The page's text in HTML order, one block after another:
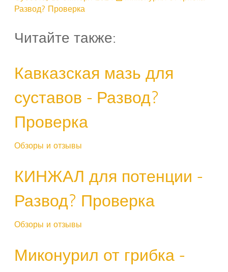
Развод? Проверка
Читайте также:
Кавказская мазь для
суставов - Развод?
Проверка
Обзоры и отзывы
КИНЖАЛ для потенции -
Развод? Проверка
Обзоры и отзывы
Миконурил от грибка -